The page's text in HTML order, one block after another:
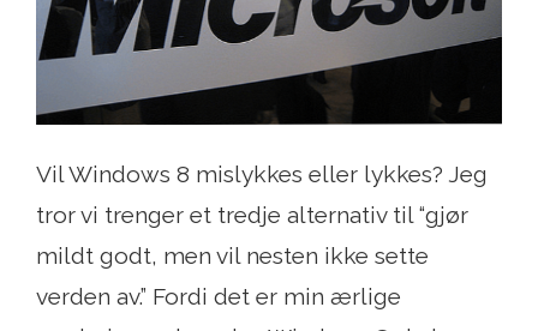
Vil Windows 8 mislykkes eller lykkes? Jeg
tror vi trenger et tredje alternativ til “gjør
mildt godt, men vil nesten ikke sette
verden av.” Fordi det er min ærlige